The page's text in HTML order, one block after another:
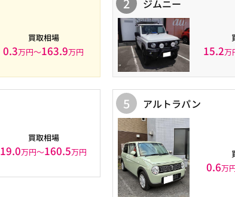
買取相場
0.3万円〜163.9万円
ジムニー
15.2万
買取相場
19.0万円〜160.5万円
5 アルトラパン
0.6万